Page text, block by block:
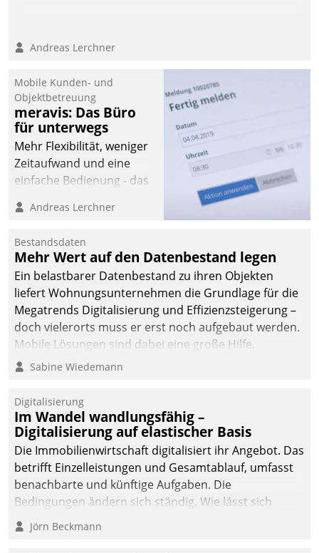
Andreas Lerchner
Mobile Kunden- und
Objektbetreuung
meravis: Das Büro
für unterwegs
Mehr Flexibilität, weniger
Zeitaufwand und eine
einfache Bedienung - das
Cockpit für mobile
Datatrain. Die meravis
Wohnungsbau- und
Immobilien GmbH hat
sich dabei für den Betrieb
der Lösung über die SAP
Cloud Platform
entschieden - als erstes
Unternehmen am
Andreas Lerchner
Bestandsdaten
Mehr Wert auf den Datenbestand legen
Ein belastbarer Datenbestand zu ihren Objekten
liefert Wohnungsunternehmen die Grundlage für die
Megatrends Digitalisierung und Effizienzsteigerung –
doch vielerorts muss er erst noch aufgebaut werden.
Mobile Lösungen sind dabei eine große Hilfe.
Sabine Wiedemann
Digitalisierung
Im Wandel wandlungsfähig –
Digitalisierung auf elastischer Basis
Die Immobilienwirtschaft digitalisiert ihr Angebot. Das
betrifft Einzelleistungen und Gesamtablauf, umfasst
benachbarte und künftige Aufgaben. Die
Bedingungen ändern sich ständig. Wie lässt sich
technisch die Kontrolle wahren und zugleich Freiraum
fürs Wachsen öffnen?
Jörn Beckmann